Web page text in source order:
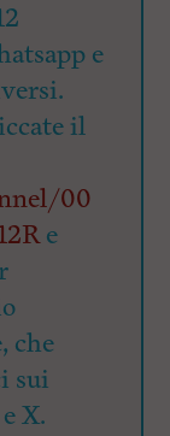
e
il
00
e
che
sui
X.